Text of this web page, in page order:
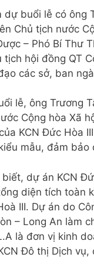
dự buổi lễ có ông
Chủ tịch nước
– Phó Bí Thư
tịch hội đồng QT
các sở, ban
lễ, ông Trương
Cộng hòa Xã
KCN Đức Hòa
mẫu, đảm
dự án KCN
diện tích toàn
III. Dự án do
– Long An làm
là đơn vị kinh
Đô thị Dịch